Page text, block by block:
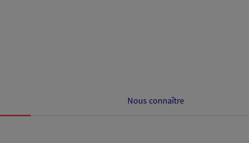
Nous connaître